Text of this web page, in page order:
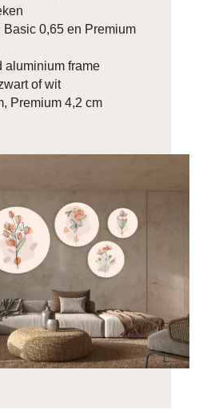
Basic 0,65 en Premium
aluminium frame
of wit
Premium 4,2 cm